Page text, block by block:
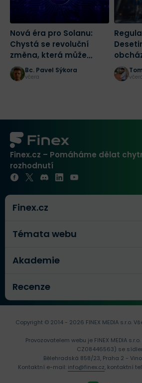
Nová éra pro Solanu:
Chystá se revoluční
změna, která může
spustit masivní růst
Bc. Pavel Sýkora
včera
Finex.cz – Pomáháme dělat
rozhodnutí
Finex.cz
Témata webu
Akademie
Recenze
Copyright © 2014 - 2026 FINEX MEDIA s.r.o.
Provozovatelem webu je FINEX MEDIA
CZ08446563) se
Bělehradská 858/23, Praha 2 -
Kontaktní e-mail: info@finex.cz, kontaktní